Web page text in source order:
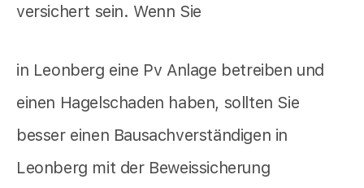
versichert sein. Wenn Sie
in Leonberg eine Pv Anlage betreiben und
einen Hagelschaden haben, sollten Sie
besser einen Bausachverständigen in
Leonberg mit der Beweissicherung